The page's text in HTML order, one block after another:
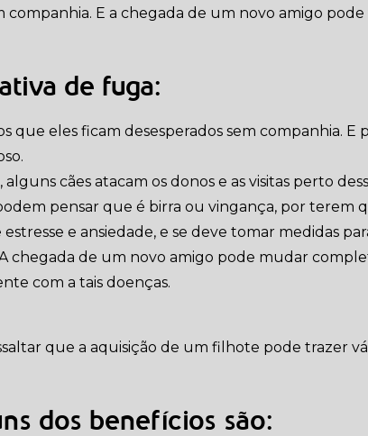
companhia. E a chegada de um novo amigo
de fuga:
que eles ficam desesperados sem companhia.
alguns cães atacam os donos e as visitas perto
pensar que é birra ou vingança, por terem
estresse e ansiedade, e se deve tomar medidas
chegada de um novo amigo pode mudar
com a tais doenças.
que a aquisição de um filhote pode trazer
dos benefícios são: